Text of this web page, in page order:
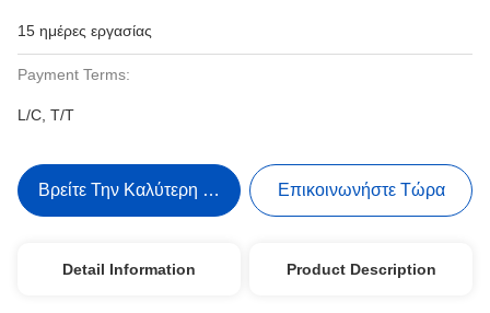
15 ημέρες εργασίας
Payment Terms:
L/C, T/T
Βρείτε Την Καλύτερη Τιμή Επικοινωνήστε Τώρα
Detail Information Product Description